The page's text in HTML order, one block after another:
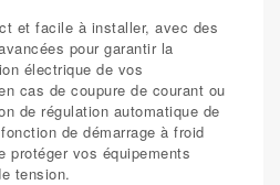
et facile à installer, avec des
pour garantir la
électrique de vos
cas de coupure de courant ou
de régulation automatique de
de démarrage à froid
protéger vos équipements
tension.